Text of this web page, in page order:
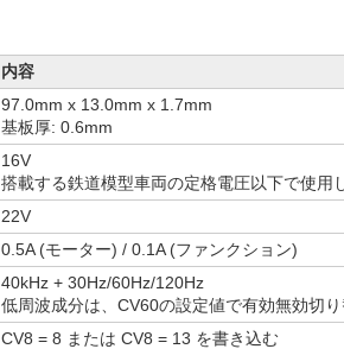
内容
97.0mm x 13.0mm x 1.7mm
基板厚: 0.6mm
16V
搭載する鉄道模型車両の定格電圧以下で使用
22V
0.5A (モーター) / 0.1A (ファンクション)
40kHz + 30Hz/60Hz/120Hz
低周波成分は、CV60の設定値で有効無効切り
CV8 = 8 または CV8 = 13 を書き込む